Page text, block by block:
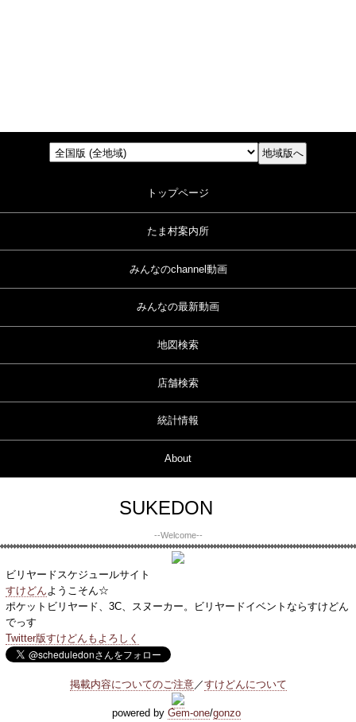
トップページ
たま村案内所
みんなのchannel動画
みんなの最新動画
地図検索
店舗検索
統計情報
About
SUKEDON
--Welcome--
ビリヤードスケジュールサイト
すけどんようこそん☆
ポケットビリヤード、3C、スヌーカー。ビリヤードイベントならすけどん
でっす
Twitter版すけどんもよろしく
掲載内容についてのご注意／すけどんについて
powered by Gem-one/gonzo